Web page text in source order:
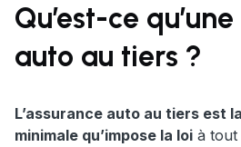
Qu’est-ce
auto au tiers ?
L’assurance auto au tiers est
minimale qu’impose la loi à tout